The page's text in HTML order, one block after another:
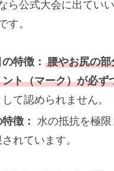
ら公式大会に出て
す。
特徴： 腰やお尻の部
ト（マーク）が必ず
て認められません。
徴：
水の抵抗を極
れています。